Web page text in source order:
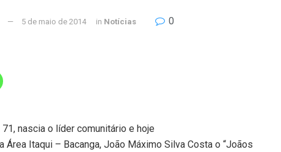
5 de maio de 2014 in Notícias 0
nascia o líder comunitário e hoje
Área Itaqui – Bacanga, João Máximo Silva Costa o “Joãos